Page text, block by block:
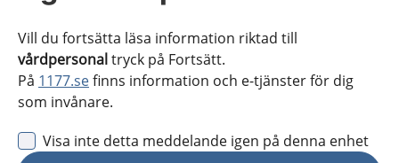
Vill du fortsätta läsa information riktad till
vårdpersonaltryck på Fortsätt.
På 1177.sefinns information och e-tjänster för dig
som invånare.
Visa inte detta meddelande igen på denna enhet
Örebro län
Östergötland
Obs! Detta val innebär att du inte ser regionalt innehåll